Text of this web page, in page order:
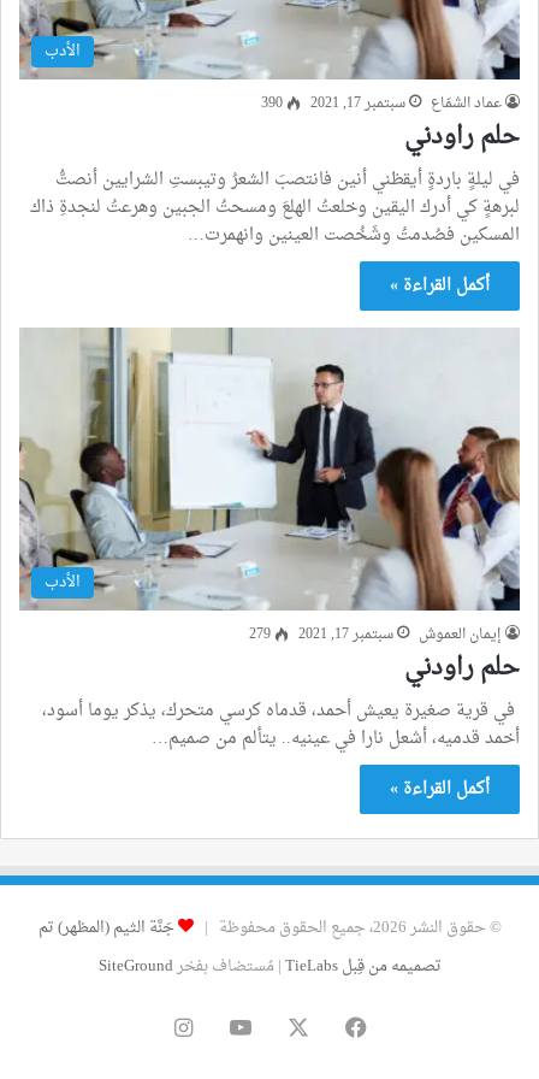
الأدب
عماد الشمّاع سبتمبر 17, 2021 390
حلم راودني
في ليلةٍ باردةٍ أيقظني أنين فانتصبَ الشعرُ وتيبستِ الشرايين أنصتُّ
لبرهةٍ كي أدرك اليقين وخلعتُ الهلعَ ومسحتُ الجبين وهرعتُ لنجدةِ ذاك
المسكين فصُدمتُ وشَخُصت العينين وانهمرت…
أكمل القراءة »
الأدب
إيمان العموش سبتمبر 17, 2021 279
حلم راودني
في قرية صغيرة يعيش أحمد، قدماه كرسي متحرك، يذكر يوما أسود،
أخمد قدميه، أشعل نارا في عينيه.. يتألم من صميم…
أكمل القراءة »
© حقوق النشر 2026، جميع الحقوق محفوظة |
جَنَّة الثيم (المظهر) تم
تصميمه من قِبل TieLabs
| مُستضاف بفخرSiteGround
فيسبوك ‫YouTube